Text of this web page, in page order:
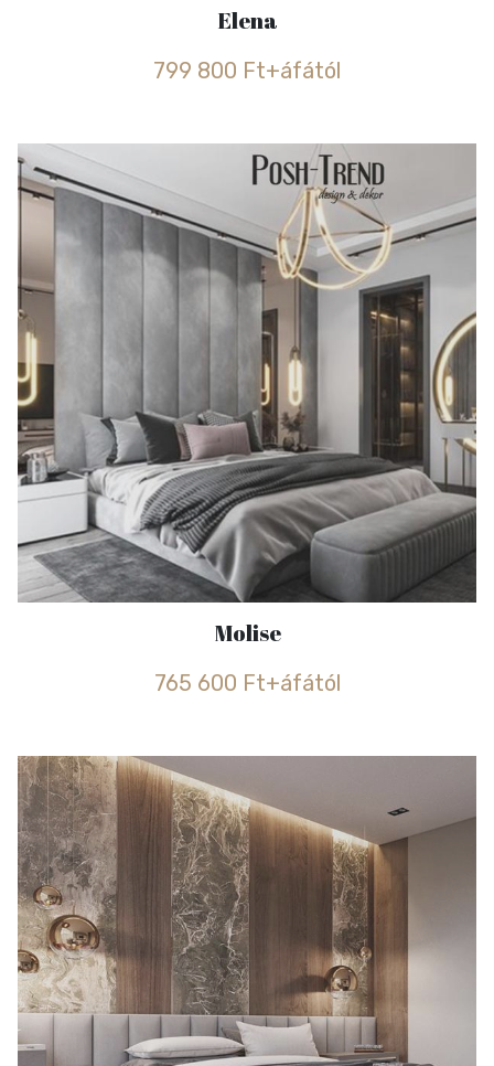
Elena
799 800 Ft+áfától
Molise
765 600 Ft+áfától